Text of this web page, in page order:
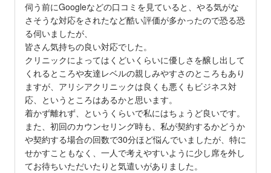
伺う前にGoogleなどの口コミを見ていると、やる気がな
さそうな対応をされたなど酷い評価が多かったので恐る恐
る伺いましたが、
皆さん気持ちの良い対応でした。
クリニックによってはくどいくらいに優しさを醸し出して
くれるところや友達レベルの親しみやすさのところもあり
ますが、アリシアクリニックは良くも悪くもビジネス対
応、というところはあるかと思います。
着かず離れず、というくらいで私にはちょうど良いです。
また、初回のカウンセリング時も、私が契約するかどうか
や契約する場合の回数で30分ほど悩んでいましたが、特に
せかすこともなく、一人で考えやすいように少し席を外し
てお待ちいただいたりと気遣いがありました。